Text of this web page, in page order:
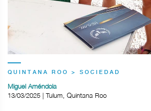
QUINTANA ROO > SOCIEDAD
Miguel Améndola
13/03/2025 | Tulum, Quintana Roo